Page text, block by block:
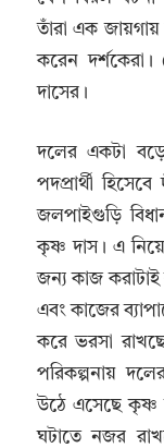
তাঁরা এক
করেন
দাসের।
দলের একটা
পদপ্রার্থী
জলপাইগুড়ি
কৃষ্ণ দাস। এ
জন্য কাজ
এবং কাজের
করে ভরসা
পরিকল্পনায়
উঠে এসেছে কৃষ্ণ
ঘটাতে নজর